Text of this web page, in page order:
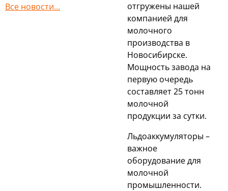
Все новости...
отгружены нашей
компанией для
молочного
производства в
Новосибирске.
Мощность завода на
первую очередь
составляет 25 тонн
молочной
продукции за сутки.
Льдоаккумуляторы –
важное
оборудование для
молочной
промышленности.